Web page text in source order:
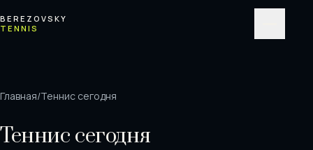
BEREZOVSKY
TENNIS
Главная/Теннис сегодня
Теннис сегодня